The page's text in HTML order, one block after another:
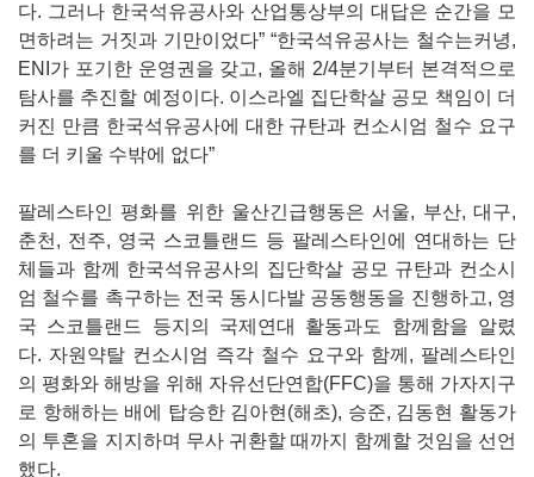
다. 그러나 한국석유공사와 산업통상부의 대답은 순간을 모
면하려는 거짓과 기만이었다” “한국석유공사는 철수는커녕,
ENI가 포기한 운영권을 갖고, 올해 2/4분기부터 본격적으로
탐사를 추진할 예정이다. 이스라엘 집단학살 공모 책임이 더
커진 만큼 한국석유공사에 대한 규탄과 컨소시엄 철수 요구
를 더 키울 수밖에 없다”
팔레스타인 평화를 위한 울산긴급행동은 서울, 부산, 대구,
춘천, 전주, 영국 스코틀랜드 등 팔레스타인에 연대하는 단
체들과 함께 한국석유공사의 집단학살 공모 규탄과 컨소시
엄 철수를 촉구하는 전국 동시다발 공동행동을 진행하고, 영
국 스코틀랜드 등지의 국제연대 활동과도 함께함을 알렸
다. 자원약탈 컨소시엄 즉각 철수 요구와 함께, 팔레스타인
의 평화와 해방을 위해 자유선단연합(FFC)을 통해 가자지구
로 항해하는 배에 탑승한 김아현(해초), 승준, 김동현 활동가
의 투혼을 지지하며 무사 귀환할 때까지 함께할 것임을 선언
했다.